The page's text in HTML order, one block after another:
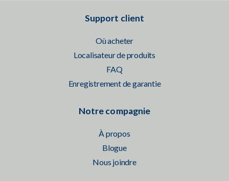
Support client
Où acheter
Localisateur de produits
FAQ
Enregistrement de garantie
Notre compagnie
À propos
Blogue
Nous joindre